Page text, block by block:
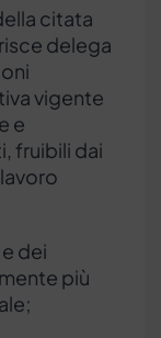
citata
delega
vigente
e
fruibili dai
dei
più